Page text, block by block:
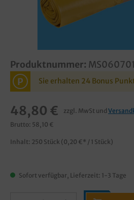
Produktnummer:
P Sie erhalten 24 Bonus
48,80 € zzgl. MwSt und
Brutto: 58,10 €
Inhalt: 250 Stück (0,20 €* / 1 Stück)
Sofort verfügbar, Lieferzeit: 1-3 Tage